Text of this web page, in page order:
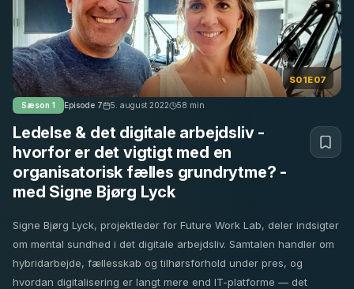
S01E07
Sæson 1 Episode 7 5. august 2022 58 min
Ledelse & det digitale arbejdsliv -
hvorfor er det vigtigt med en
organisatorisk fælles grundrytme? -
med Signe Bjørg Lyck
Signe Bjørg Lyck, projektleder for Future Work Lab, deler indsigter
om mental sundhed i det digitale arbejdsliv. Samtalen handler om
hybridarbejde, fællesskab og tilhørsforhold under pres, og
hvordan digitalisering er langt mere end IT-platforme — det